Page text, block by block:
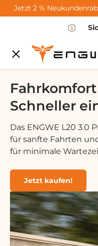
Vai al contenuto
Jetzt 2 %
Menu
City-Sale
E-Bikes
Zubehör
Community
Support
Schneller
Das ENGWE L20 3.0
für sanfte Fahrten
für minimale
Jetzt kaufen!